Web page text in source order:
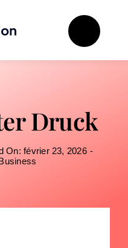
Druck
On: février 23, 2026 -